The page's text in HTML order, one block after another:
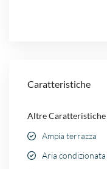
Caratteristiche
Altre Caratteristiche
Ampia terrazza
Aria condizionata